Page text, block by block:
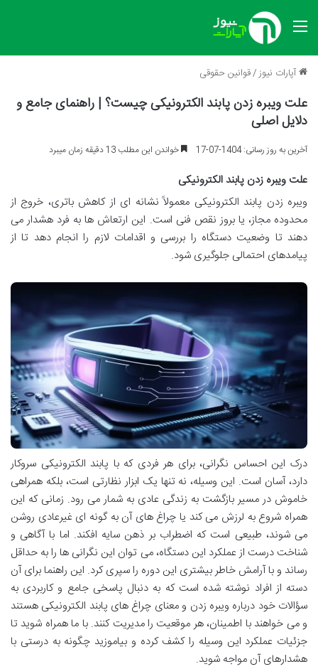
منو
آپارات نیوز/قوانین حقوقی
علت ویبره زدن پابند الکترونیکی چیست؟ | راهنمای جامع و
دلایل اصلی
آخرین به روز رسانی: 1404-07-17 خواندن این مطلب 13 دقیقه زمان میبرد
علت ویبره زدن پابند الکترونیکی
ویبره زدن پابند الکترونیکی معمولاً نشانه ای از کاهش باتری، خروج از
محدوده مجاز، یا بروز نقص فنی است. این ارتعاش ها به فرد هشدار می
دهند تا وضعیت دستگاه را بررسی و اقدامات لازم را انجام دهد تا از
پیامدهای احتمالی جلوگیری شود.
درک این احساس نگرانی، برای هر فردی که با پابند الکترونیکی سروکار
دارد، آسان است. این وسیله، نه تنها یک ابزار نظارتی است، بلکه همراهی
خاموش در مسیر بازگشت به زندگی عادی به شمار می رود. زمانی که این
همراه شروع به لرزش می کند یا چراغ های آن به گونه ای غیرعادی روشن
می شوند، طبیعی است که اضطراب بر ذهن سایه افکند. اما با آگاهی و
شناخت درست از عملکرد این دستگاه، می توان این نگرانی ها را به حداقل
رساند و با آرامش خاطر بیشتری این دوره را سپری کرد. این راهنما برای آن
دسته از افراد نوشته شده است که به دنبال پاسخی جامع و کاربردی به
سؤالات خود درباره ویبره زدن و معنای چراغ های پابند الکترونیکی هستند
و می خواهند با اطمینان، هر موقعیت را مدیریت کنند. با ما همراه شوید تا
جزئیات عملکرد این وسیله را کشف کرده و بیاموزید چگونه به درستی با
هشدارهای آن مواجه شوید.